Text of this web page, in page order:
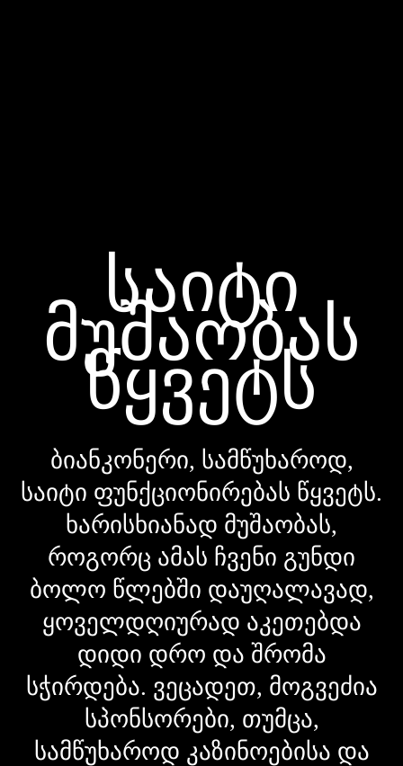
საიტი
მუშაობას
წყვეტს
ბიანკონერი, სამწუხაროდ,
საიტი ფუნქციონირებას წყვეტს.
ხარისხიანად მუშაობას,
როგორც ამას ჩვენი გუნდი
ბოლო წლებში დაუღალავად,
ყოველდღიურად აკეთებდა
დიდი დრო და შრომა
სჭირდება. ვეცადეთ, მოგვეძია
სპონსორები, თუმცა,
სამწუხაროდ კაზინოებისა და